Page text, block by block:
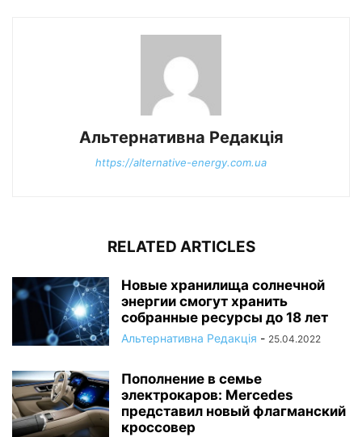
Альтернативна Редакція
https://alternative-energy.com.ua
RELATED ARTICLES
Новые хранилища солнечной
энергии смогут хранить
собранные ресурсы до 18 лет
Альтернативна Редакція - 25.04.2022
Пополнение в семье
электрокаров: Mercedes
представил новый флагманский
кроссовер